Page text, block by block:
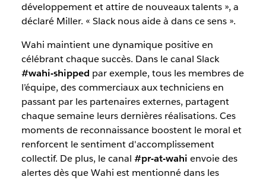
développement et attire de nouveaux talents », a
déclaré Miller. « Slack nous aide à dans ce sens ».
Wahi maintient une dynamique positive en
célébrant chaque succès. Dans le canal Slack
#wahi-shipped par exemple, tous les membres de
l’équipe, des commerciaux aux techniciens en
passant par les partenaires externes, partagent
chaque semaine leurs dernières réalisations. Ces
moments de reconnaissance boostent le moral et
renforcent le sentiment d'accomplissement
collectif. De plus, le canal #pr-at-wahi envoie des
alertes dès que Wahi est mentionné dans les